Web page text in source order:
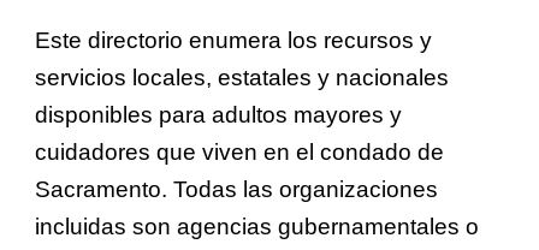
Este directorio enumera los recursos y
servicios locales, estatales y nacionales
disponibles para adultos mayores y
cuidadores que viven en el condado de
Sacramento. Todas las organizaciones
incluidas son agencias gubernamentales o